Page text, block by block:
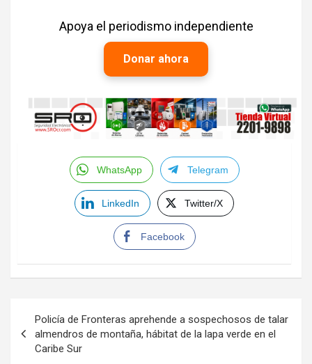
Apoya el periodismo independiente
Donar ahora
WhatsApp Telegram
LinkedIn Twitter/X
Facebook
de
entradas
Policía de Fronteras aprehende a sospechosos de talar
almendros de montaña, hábitat de la lapa verde en el
Caribe Sur